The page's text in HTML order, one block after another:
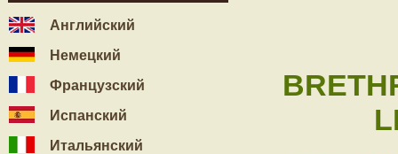
Английский
Немецкий
Французский
Испанский
Итальянский